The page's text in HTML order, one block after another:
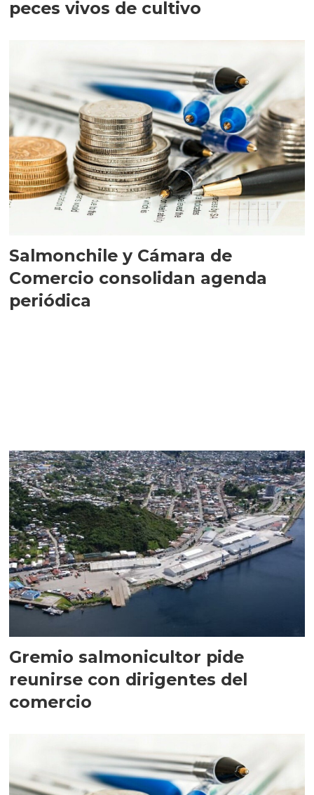
peces vivos de cultivo
Salmonchile y Cámara de
Comercio consolidan agenda
periódica
Gremio salmonicultor pide
reunirse con dirigentes del
comercio